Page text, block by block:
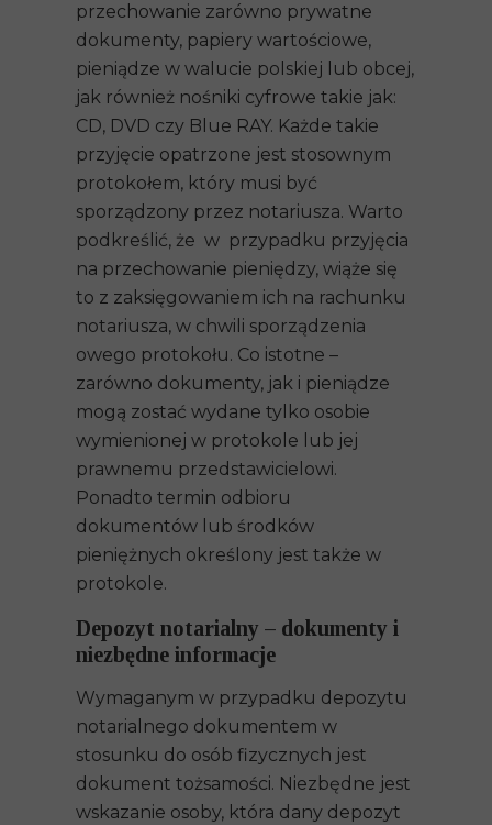
przechowanie zarówno prywatne
dokumenty, papiery wartościowe,
pieniądze w walucie polskiej lub obcej,
jak również nośniki cyfrowe takie jak:
CD, DVD czy Blue RAY. Każde takie
przyjęcie opatrzone jest stosownym
protokołem, który musi być
sporządzony przez notariusza. Warto
podkreślić, że w przypadku przyjęcia
na przechowanie pieniędzy, wiąże się
to z zaksięgowaniem ich na rachunku
notariusza, w chwili sporządzenia
owego protokołu. Co istotne –
zarówno dokumenty, jak i pieniądze
mogą zostać wydane tylko osobie
wymienionej w protokole lub jej
prawnemu przedstawicielowi.
Ponadto termin odbioru
dokumentów lub środków
pieniężnych określony jest także w
protokole.
Depozyt notarialny – dokumenty i
niezbędne informacje
Wymaganym w przypadku depozytu
notarialnego dokumentem w
stosunku do osób fizycznych jest
dokument tożsamości. Niezbędne jest
wskazanie osoby, która dany depozyt